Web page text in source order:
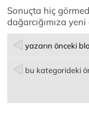
Sonuçta hiç
dağarcığımıza
yazarın önceki
bu kategorideki